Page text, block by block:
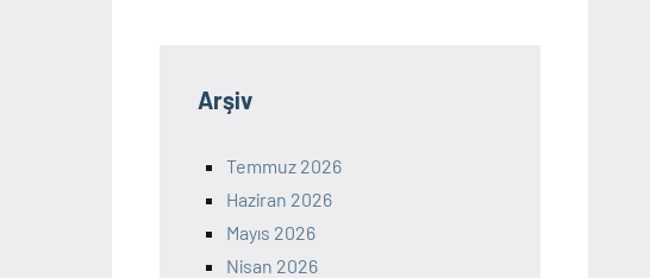
Arşiv
Temmuz 2026
Haziran 2026
Mayıs 2026
Nisan 2026